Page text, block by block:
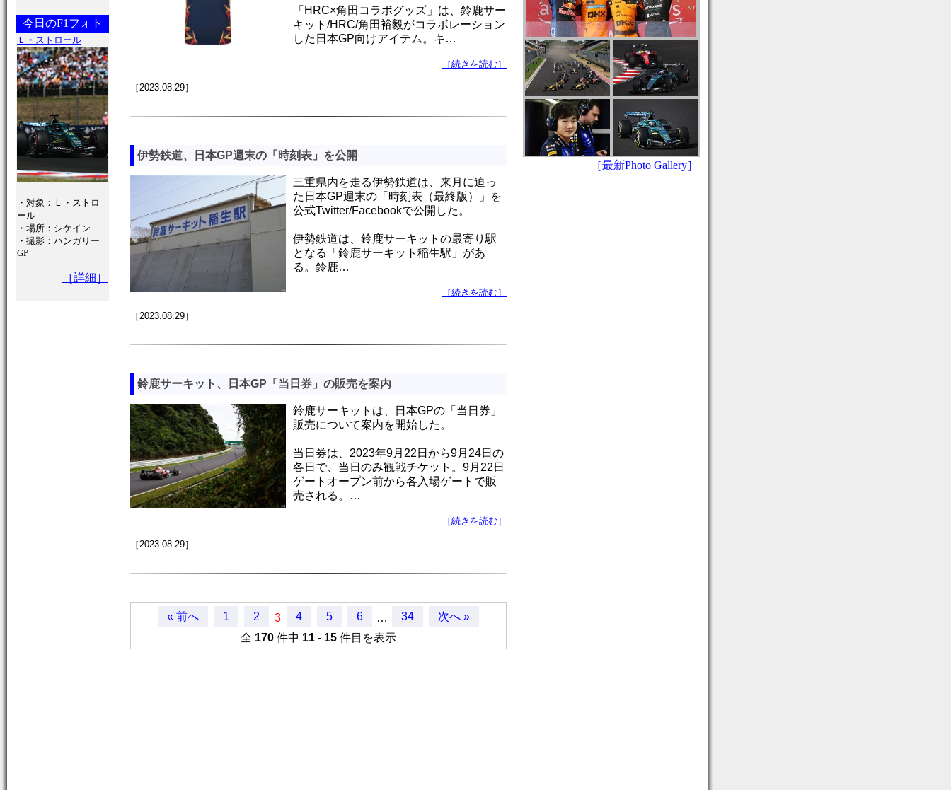
今日のF1フォト
Ｌ・ストロール
・対象：Ｌ・ストロ
ール
・場所：シケイン
・撮影：ハンガリー
GP
［詳細］
「HRC×角田コラボグッズ」は、鈴鹿サー
キット/HRC/角田裕毅がコラボレーション
した日本GP向けアイテム。キ…
［続きを読む］
［2023.08.29］
伊勢鉄道、日本GP週末の「時刻表」を公開
三重県内を走る伊勢鉄道は、来月に迫っ
た日本GP週末の「時刻表（最終版）」を
公式Twitter/Facebookで公開した。
伊勢鉄道は、鈴鹿サーキットの最寄り駅
となる「鈴鹿サーキット稲生駅」があ
る。鈴鹿…
［続きを読む］
［2023.08.29］
鈴鹿サーキット、日本GP「当日券」の販売を案内
鈴鹿サーキットは、日本GPの「当日券」
販売について案内を開始した。
当日券は、2023年9月22日から9月24日の
各日で、当日のみ観戦チケット。9月22日
ゲートオープン前から各入場ゲートで販
売される。…
［続きを読む］
［2023.08.29］
« 前へ 1 2 3 4 5 6 … 34
次へ »
全 170 件中 11 - 15 件目を表示
［最新Photo Gallery］